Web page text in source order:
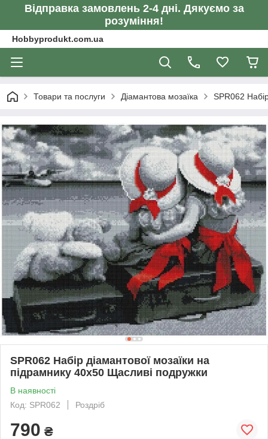
Відправка замовлень 2-4 дні. Дякуємо за
розуміння!
Hobbyprodukt.com.ua
Товари та послуги Діамантова мозаїка SPR062
SPR062 Набір діамантової мозаїки на
підрамнику 40x50 Щасливі подружки
В наявності
Код: SPR062
Роздріб
790 ₴